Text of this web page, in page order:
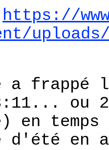
https://
a frappé
ou
en
en